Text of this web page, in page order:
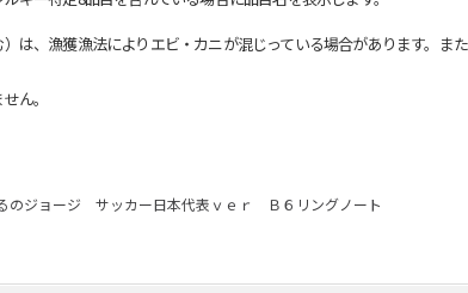
、漁獲漁法によりエビ・カニが混じっている場合があります。ま
ん。
のジョージ サッカー日本代表ｖｅｒ Ｂ６リングノート